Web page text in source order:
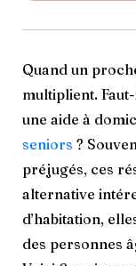
Quand un
multiplient.
une aide à
seniors ?
préjugés, ces
alternative
d’habitation,
des personnes